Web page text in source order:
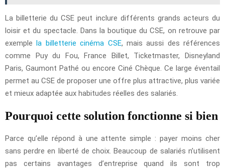
La billetterie du CSE peut inclure différents grands acteurs du
loisir et du spectacle. Dans la boutique du CSE, on retrouve par
exemplela billetterie cinéma CSE, mais aussi des références
comme Puy du Fou, France Billet, Ticketmaster, Disneyland
Paris, Gaumont Pathé ou encore Ciné Chèque. Ce large éventail
permet au CSE de proposer une offre plus attractive, plus variée
et mieux adaptée aux habitudes réelles des salariés.
Pourquoi cette solution fonctionne si bien
Parce qu’elle répond à une attente simple : payer moins cher
sans perdre en liberté de choix. Beaucoup de salariés n’utilisent
pas certains avantages d’entreprise quand ils sont trop